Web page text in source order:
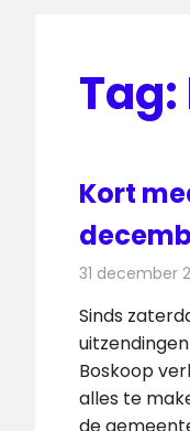
Tag:
Kort
31 december
Sinds
Boskoop
alles te
de